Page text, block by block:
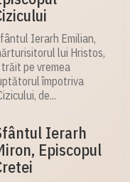
Ierarh Emilian,
lui Hristos,
pe vremea
împotriva
de...
Ierarh
Episcopul